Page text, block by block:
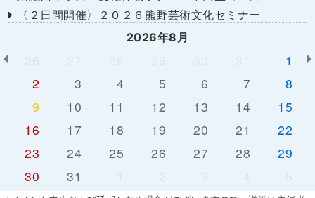
〈２日間開催〉２０２６熊野芸術文化セミナー
2026年8月
26
1
2
3 4 5 6 7
8
9
10 11 12 13 14
15
16
17 18 19 20 21
22
23
24 25 26 27 28
29
30
31 5